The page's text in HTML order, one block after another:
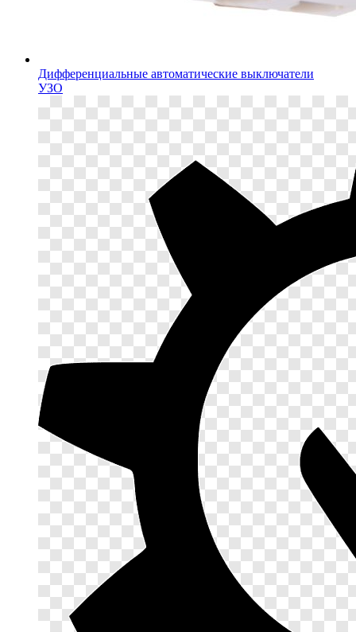
Дифференциальные автоматические выключатели
УЗО